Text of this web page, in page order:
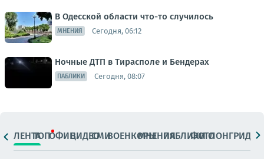
В Одесской области что-то случилось
МНЕНИЯ Сегодня, 06:12
Ночные ДТП в Тирасполе и Бендерах
ПАБЛИКИ Сегодня, 08:07
ЛЕНТАТОПОФИЦ.ВИДЕОСМИВОЕНКОРЫМНЕНИЯПАБЛИКИ
ФОТОЛОНГРИДЫ